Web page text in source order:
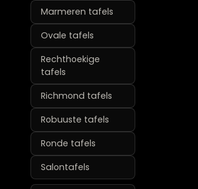
Marmeren tafels
Ovale tafels
Rechthoekige
tafels
Richmond tafels
Robuuste tafels
Ronde tafels
Salontafels